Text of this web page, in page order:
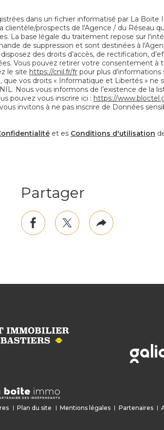
dans un fichier informatisé par La Boite
prospects de l'Agence / du Réseau
La base légale du traitement repose sur
de suppression et sont destinées à
des droits d’accès, de rectification,
Vous pouvez retirer votre consentement
le site https://cnil.fr/fr pour plus d’informations
vos droits « Informatique et Libertés » ne
Nous vous informons de l’existence de la
pouvez vous inscrire ici : https://
invitons à ne pas inscrire de Données
et es Conditions d'utilisation
Partager
facebooktwitterPlus
de
Plan du site Mentions légales Partenaires